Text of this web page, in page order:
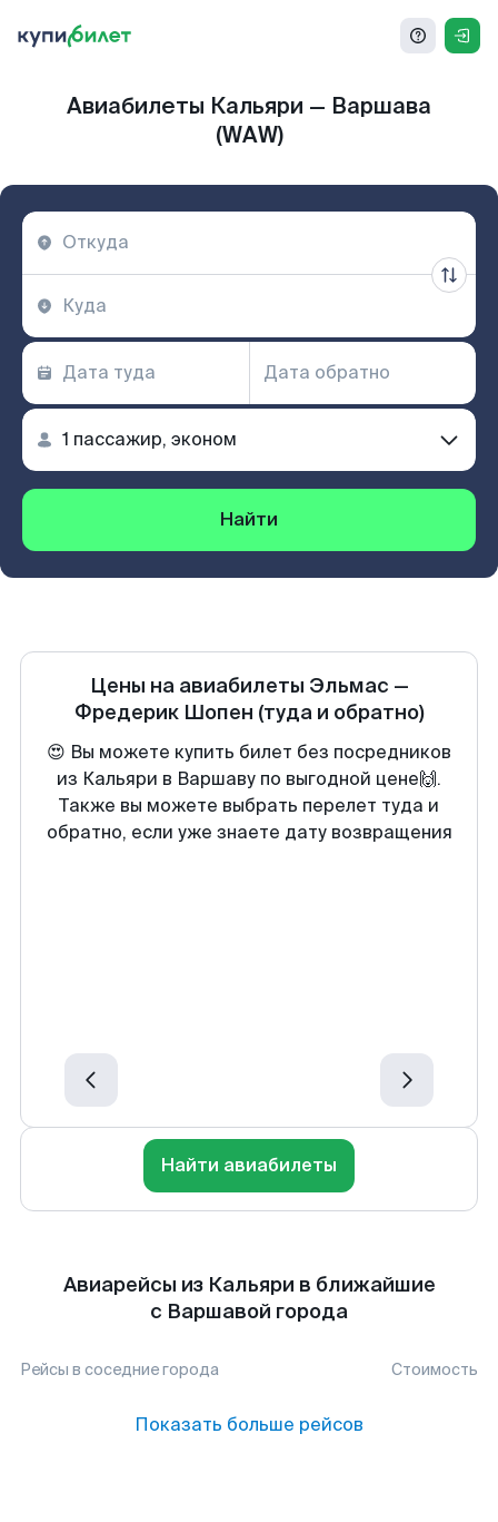
Авиабилеты Кальяри — Варшава
(WAW)
Найти
Цены на авиабилеты Эльмас —
Фредерик Шопен (туда и обратно)
😍 Вы можете купить билет без посредников
из Кальяри в Варшаву по выгодной цене🙌.
Также вы можете выбрать перелет туда и
обратно, если уже знаете дату возвращения
Найти авиабилеты
Авиарейсы из Кальяри в ближайшие
с Варшавой города
Рейсы в соседние города Стоимость
Показать больше рейсов